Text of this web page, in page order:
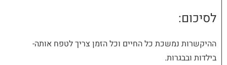
לסיכום:
ההיקשרות נמשכת כל החיים וכל הזמן צריך לטפח אותה-
בילדות ובבגרות.